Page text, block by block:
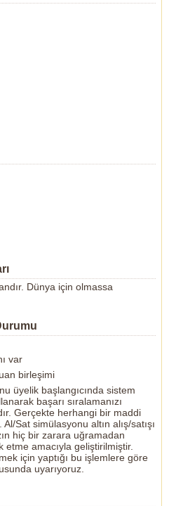
Dünya için olmassa
var
birleşimi
üyelik başlangıcında sistem
başarı sıralamanızı
Gerçekte herhangi bir maddi
Sat simülasyonu altın alış/satışı
hiç bir zarara uğramadan
etme amacıyla geliştirilmiştir.
için yaptığı bu işlemlere göre
uyarıyoruz.